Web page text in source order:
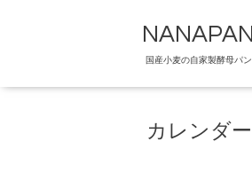
NANAPAN
国産小麦の自家製酵母パン
カレンダー